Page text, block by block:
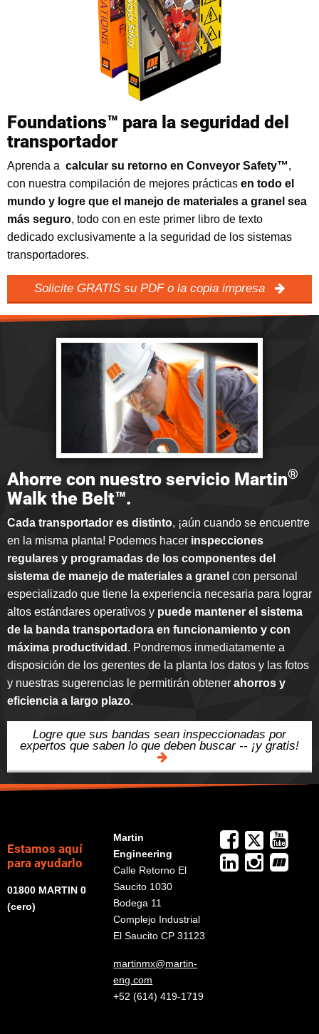
Foundations™ para la seguridad del
transportador
Aprenda a calcular su retorno en Conveyor Safety™,
con nuestra compilación de mejores prácticas en todo el
mundo y logre que el manejo de materiales a granel sea
más seguro, todo con en este primer libro de texto
dedicado exclusivamente a la seguridad de los sistemas
transportadores.
Solicite GRATIS su PDF o la copia impresa
Ahorre con nuestro servicio Martin®
Walk the Belt™.
Cada transportador es distinto, ¡aún cuando se encuentre
en la misma planta! Podemos hacer inspecciones
regulares y programadas de los componentes del
sistema de manejo de materiales a granel con personal
especializado que tiene la experiencia necesaria para lograr
altos estándares operativos y puede mantener el sistema
de la banda transportadora en funcionamiento y con
máxima productividad . Pondremos inmediatamente a
disposición de los gerentes de la planta los datos y las fotos
y nuestras sugerencias le permitirán obtener ahorros y
eficiencia a largo plazo.
Logre que sus bandas sean inspeccionadas por
expertos que saben lo que deben buscar -- ¡y gratis!
Estamos aquí
para ayudarlo
01800 MARTIN 0
(cero)
Martin
Engineering
Calle Retorno El
Saucito 1030
Bodega 11
Complejo Industrial
El Saucito CP 31123
martinmx@martin-
eng.com
+52 (614) 419-1719